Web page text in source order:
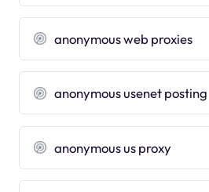
anonymous web proxies
anonymous usenet posting
anonymous us proxy